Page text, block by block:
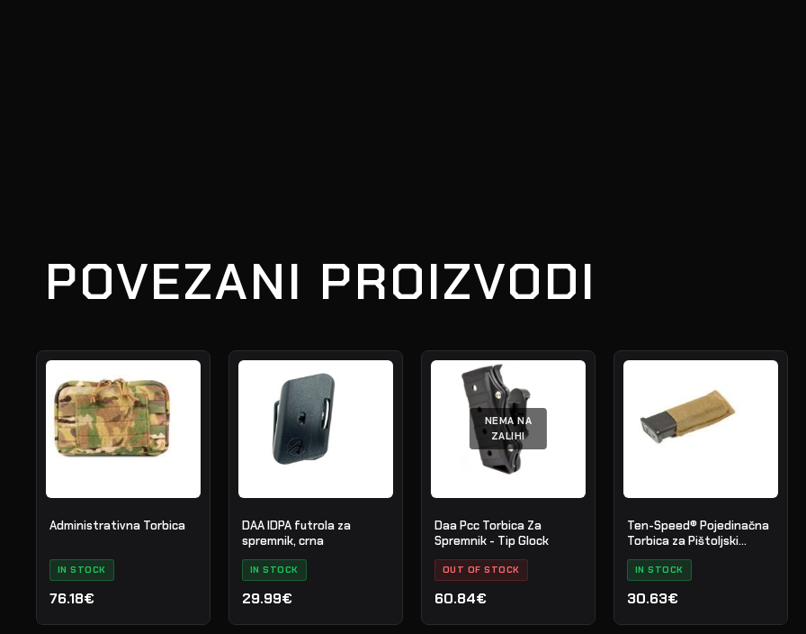
POVEZANI PROIZVODI
Administrativna Torbica
IN STOCK
76.18€
DAA IDPA futrola za
spremnik, crna
IN STOCK
29.99€
NEMA NA
ZALIHI
Daa Pcc Torbica Za
Spremnik - Tip Glock
OUT OF STOCK
60.84€
Ten-Speed® Pojedinačna
Torbica za Pištoljski
Spremnik
IN STOCK
30.63€